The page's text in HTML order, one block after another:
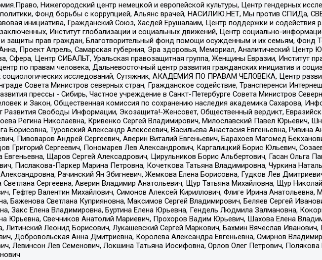
Нижегородский центр немецкой и европейской культуры, Центр гендерных
Фонд борьбы с коррупцией, Альянс врачей, НАСИЛИЮ.НЕТ, Мы против СПИДа,
инициатива, Гражданский Союз, Хасдей Ерушалаим, Центр поддержки и содействия
Институт глобализации и социальных движений, Центр социально-
защиты прав граждан, Благотворительный фонд помощи осужденным и их семьям, Фонд
Проект Апрель, Самарская губерния, Эра здоровья, Мемориал, Аналитический Центр
Сфера, Центр СИБАЛЬТ, Уральская правозащитная группа, Женщины Евразии, Институт
по правам человека, Дальневосточный центр развития гражданских инициатив и
социологических исследований, Сутяжник, АКАДЕМИЯ ПО ПРАВАМ ЧЕЛОВЕКА, Центр
Совета Министров северных стран, Гражданское содействие, Трансперенси
прессы - Сибирь, Частное учреждение в Санкт-Петербурге Совета Министров
и Закон, Общественная комиссия по сохранению наследия академика Сахарова,
Развития Свободы Информации, Экозащита!-Женсовет, Общественный вердикт,
Регина Николаевна, Кривенко Сергей Владимирович, Милославский Павел Юрьевич,
Борисовна, Туровский Александр Алексеевич, Васильева Анастасия Евгеньевна, Ривина
Пивоваров Андрей Сергеевич, Аверин Виталий Евгеньевич, Барахоев Магомед
Григорий Сергеевич, Пономарев Лев Александрович, Каргалицкий Борис Юльевич,
Щаров Сергей Алексадрович, Цирульников Борис Альбертович, Гасан Ольга
Пислакова-Паркер Марина Петровна, Кочеткова Татьяна Владимировна, Чуркина
Рачинский Ян Збигневич, Жемкова Елена Борисовна, Гудков Лев
Сергеевна, Аверин Владимир Анатольевич, Щур Татьяна Михайловна, Щур
Гефтер Валентин Михайлович, Симонов Алексей Кириллович, Флиге Ирина Анатольевна,
Баженова Светлана Куприяновна, Максимов Сергей Владимирович, Беляев Сергей
Закс Елена Владимировна, Буртина Елена Юрьевна, Гендель Людмила Залмановна,
Юрьевна, Свечников Анатолий Мариевич, Прохоров Вадим Юрьевич, Шахова Елена
Литинский Леонид Борисович, Лукашевский Сергей Маркович, Бахмин Вячеслав
Добровольская Анна Дмитриевна, Королева Александра Евгеньевна, Смирнов
Левинсон Лев Семенович, Локшина Татьяна Иосифовна, Орлов Олег Петрович,